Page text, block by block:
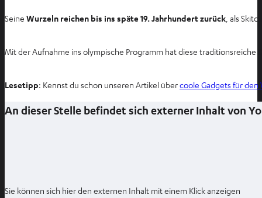
Seine Wurzeln reichen bis ins späte 19. Jahrhundert zurück , als
Mit der Aufnahme ins olympische Programm hat diese
Lesetipp: Kennst du schon unseren Artikel übercoole Gadgets für den
An dieser Stelle befindet sich externer Inhalt von
Sie können sich hier den externen Inhalt mit einem Klick anzeigen